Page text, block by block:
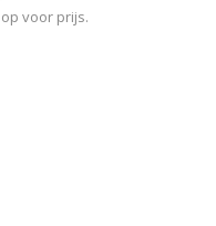
voor prijs.